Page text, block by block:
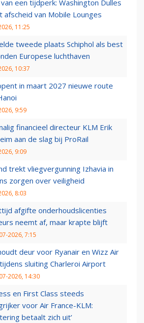
een tijdperk: Washington Dulles
afscheid van Mobile Lounges
11:25
tweede plaats Schiphol als best
Europese luchthaven
10:37
in maart 2027 nieuwe route
9:59
financieel directeur KLM Erik
aan de slag bij ProRail
9:09
trekt vliegvergunning Izhavia in
zorgen over veiligheid
8:03
afgifte onderhoudslicenties
neemt af, maar krapte blijft
2026, 7:15
deur voor Ryanair en Wizz Air
sluiting Charleroi Airport
2026, 14:30
en First Class steeds
voor Air France-KLM:
betaalt zich uit’